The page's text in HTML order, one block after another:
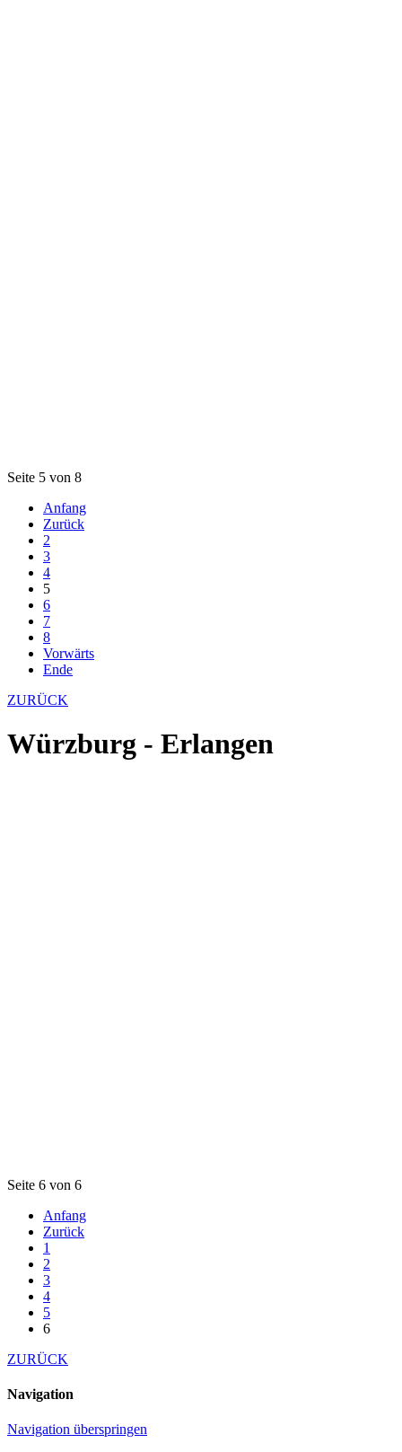
Seite 5 von 8
Anfang
Zurück
2
3
4
5
6
7
8
Vorwärts
Ende
ZURÜCK
Würzburg - Erlangen
Seite 6 von 6
Anfang
Zurück
1
2
3
4
5
6
ZURÜCK
Navigation
Navigation überspringen